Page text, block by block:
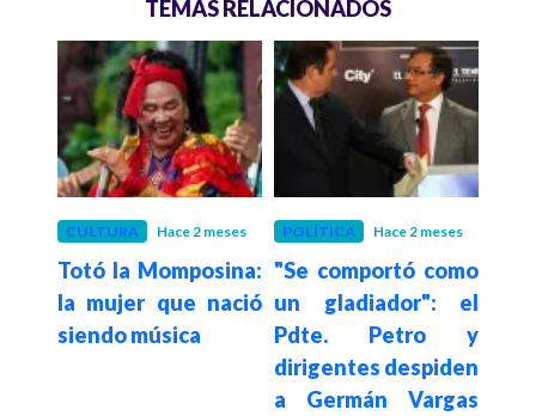
TEMAS RELACIONADOS
CULTURA Hace 2 meses
Totó la Momposina:
la mujer que nació
siendo música
POLÍTICA Hace 2 meses
"Se comportó como
un gladiador": el
Pdte. Petro y
dirigentes despiden
a Germán Vargas